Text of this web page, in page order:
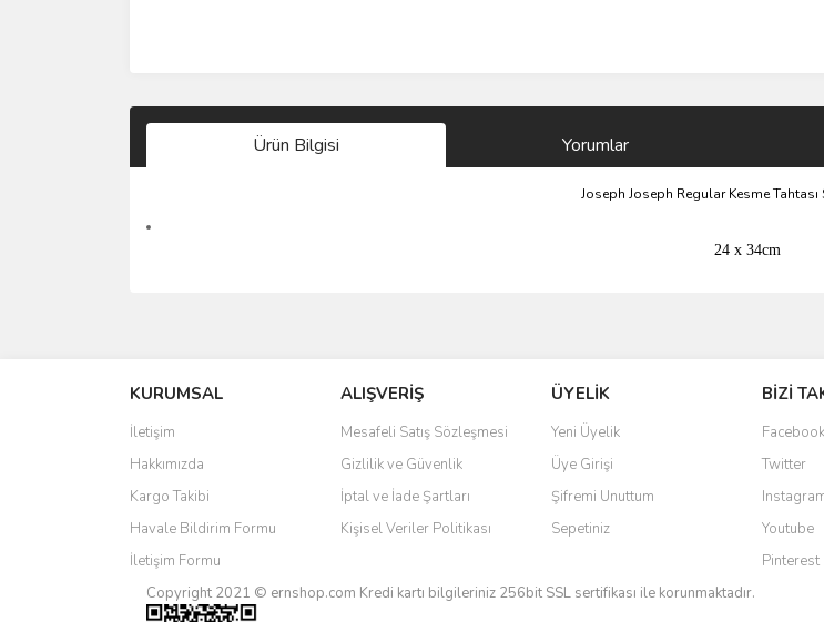
Ürün Bilgisi Yorumlar
Joseph Joseph Regular Kesme
24 x 34cm
Ürün resmi kalitesiz, bozuk veya görüntülenemiyor.
Ürün açıklamasında eksik bilgiler bulunuyor.
Ürün bilgilerinde hatalar bulunuyor.
Ürün fiyatı diğer sitelerden daha pahalı.
Bu ürüne benzer farklı alternatifler olmalı.
KURUMSAL
İletişim
Hakkımızda
Kargo Takibi
Havale Bildirim Formu
İletişim Formu
ALIŞVERİŞ
Mesafeli Satış Sözleşmesi
Gizlilik ve Güvenlik
İptal ve İade Şartları
Kişisel Veriler Politikası
ÜYELİK
Yeni Üyelik
Üye Girişi
Şifremi Unuttum
Sepetiniz
BİZİ
Facebook
Twitter
Youtube
Pinterest
Copyright 2021 © ernshop.com Kredi kartı bilgileriniz 256bit SSL sertifikası ile korunmaktadır.